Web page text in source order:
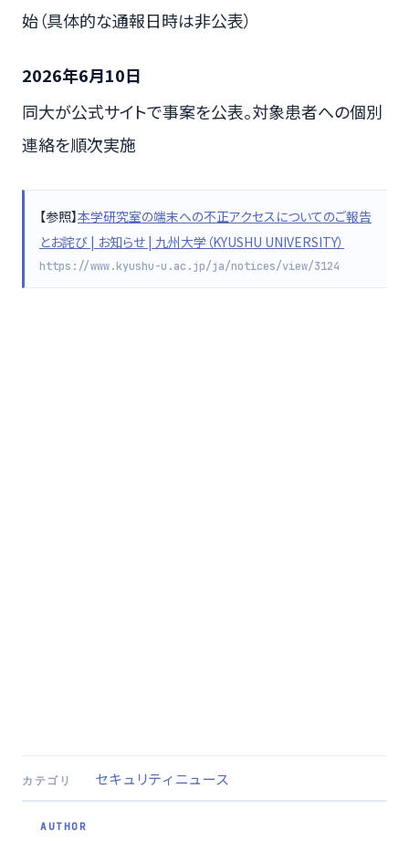
始（具体的な通報日時は非公表）
2026年6月10日
同大が公式サイトで事案を公表。対象患者への個別
連絡を順次実施
【参照】本学研究室の端末への不正アクセスについてのご報告
とお詫び | お知らせ | 九州大学（KYUSHU UNIVERSITY）
https://www.kyushu-u.ac.jp/ja/notices/view/3124
カテゴリ セキュリティニュース